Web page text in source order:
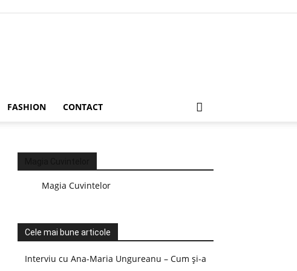
FASHION CONTACT
Magia Cuvintelor
Cele mai bune articole
Interviu cu Ana-Maria Ungureanu – Cum și-a